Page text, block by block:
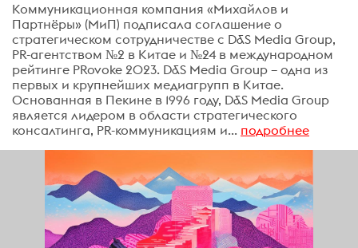
Коммуникационная компания «Михайлов и
Партнёры» (МиП) подписала соглашение о
стратегическом сотрудничестве с D&S Media Group,
PR-агентством №2 в Китае и №24 в международном
рейтинге PRovoke 2023. D&S Media Group – одна из
первых и крупнейших медиагрупп в Китае.
Основанная в Пекине в 1996 году, D&S Media Group
является лидером в области стратегического
консалтинга, PR-коммуникациям и... подробнее